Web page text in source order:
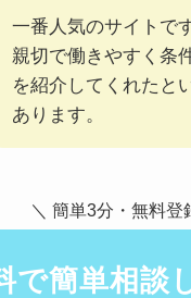
一番人気のサイトで
親切で働きやすく条
を紹介してくれたと
あります。
＼ 簡単3分・無料登
で簡単相談